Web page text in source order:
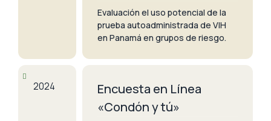
Evaluación el uso potencial de la
prueba autoadministrada de VIH
en Panamá en grupos de riesgo.
2024
Encuesta en Línea
«Condón y tú»